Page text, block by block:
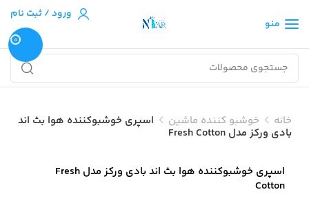
منو
ورود / ثبت نام
0
خانه خوشبو کننده ماشین اسپری خوشبوکننده هوا بث اند
بادی ورکز مدل Fresh Cotton
اسپری خوشبوکننده هوا بث اند بادی ورکز مدل Fresh
Cotton